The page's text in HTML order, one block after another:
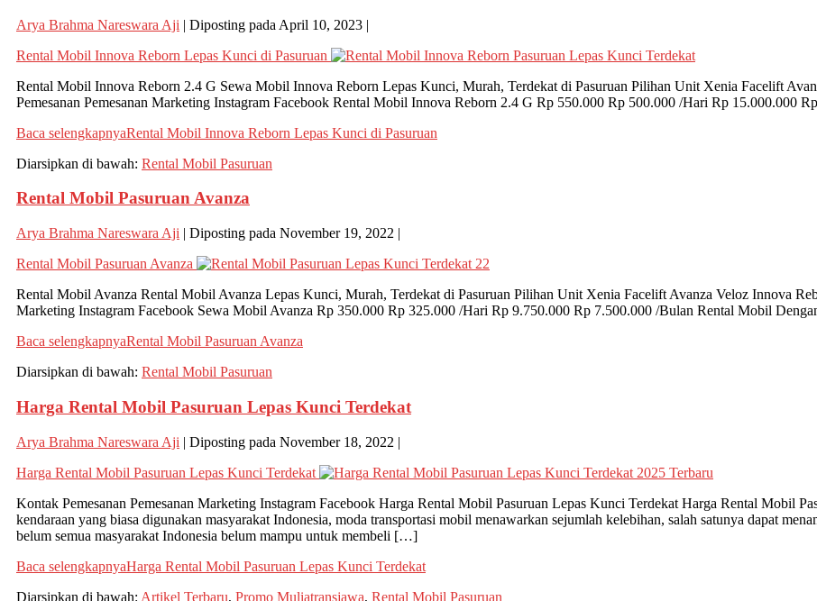
Arya Brahma Nareswara Aji | Diposting pada April 10, 2023 |
Rental Mobil Innova Reborn Lepas Kunci di Pasuruan
Rental Mobil Innova Reborn 2.4 G Sewa Mobil Innova Reborn Lepas Kunci, Murah, Terdekat di Pasuruan Pilihan Unit Xenia Facelift
Pemesanan Pemesanan Marketing Instagram Facebook Rental Mobil Innova Reborn 2.4 G Rp 550.000 Rp 500.000 /Hari Rp 15.000.000
Baca selengkapnyaRental Mobil Innova Reborn Lepas Kunci di Pasuruan
Diarsipkan di bawah: Rental Mobil Pasuruan
Rental Mobil Pasuruan Avanza
Arya Brahma Nareswara Aji | Diposting pada November 19, 2022 |
Rental Mobil Pasuruan Avanza
Rental Mobil Avanza Rental Mobil Avanza Lepas Kunci, Murah, Terdekat di Pasuruan Pilihan Unit Xenia Facelift Avanza Veloz Innova
Marketing Instagram Facebook Sewa Mobil Avanza Rp 350.000 Rp 325.000 /Hari Rp 9.750.000 Rp 7.500.000 /Bulan Rental Mobil
Baca selengkapnyaRental Mobil Pasuruan Avanza
Diarsipkan di bawah: Rental Mobil Pasuruan
Harga Rental Mobil Pasuruan Lepas Kunci Terdekat
Arya Brahma Nareswara Aji | Diposting pada November 18, 2022 |
Harga Rental Mobil Pasuruan Lepas Kunci Terdekat
Kontak Pemesanan Pemesanan Marketing Instagram Facebook Harga Rental Mobil Pasuruan Lepas Kunci Terdekat Harga Rental Mobil
kendaraan yang biasa digunakan masyarakat Indonesia, moda transportasi mobil menawarkan sejumlah kelebihan, salah satunya dapat
belum semua masyarakat Indonesia belum mampu untuk membeli […]
Baca selengkapnyaHarga Rental Mobil Pasuruan Lepas Kunci Terdekat
Diarsipkan di bawah: Artikel Terbaru, Promo Muliatransjawa, Rental Mobil Pasuruan